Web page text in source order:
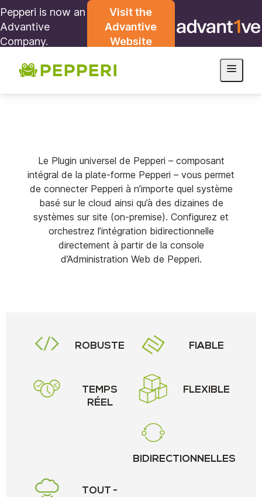
Pepperi is now an
Advantive
Company.
Visit the
Advantive
Website
Le Plugin universel de Pepperi – composant
intégral de la plate-forme Pepperi – vous permet
de connecter Pepperi à n’importe quel système
basé sur le cloud ainsi qu’à des dizaines de
systèmes sur site (on-premise). Configurez et
orchestrez l’intégration bidirectionnelle
directement à partir de la console
d’Administration Web de Pepperi.
ROBUSTE FIABLE
TEMPS
RÉEL
FLEXIBLE
BIDIRECTIONNELLES
TOUT -